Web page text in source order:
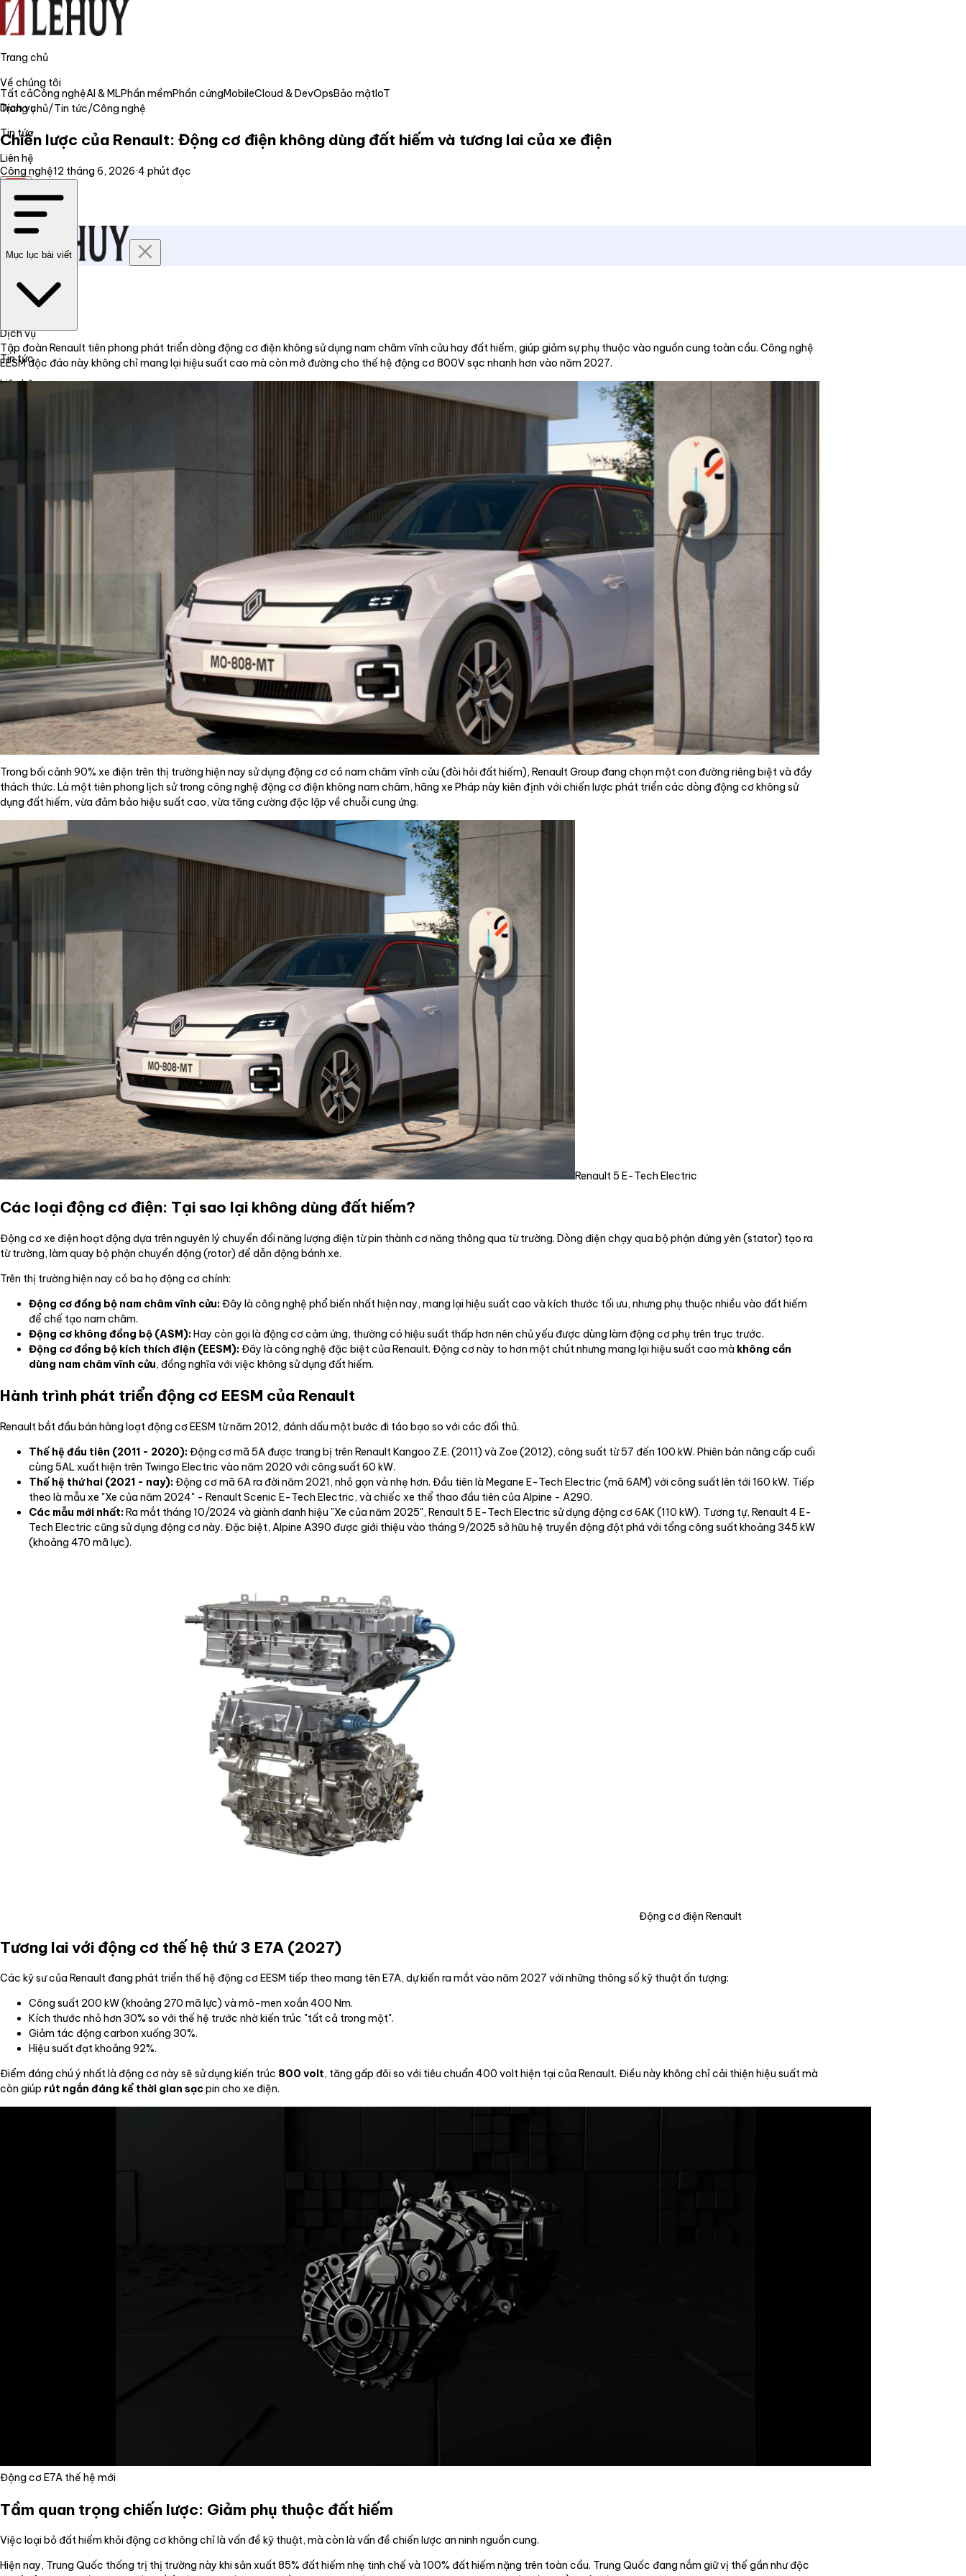
Trang chủ
Về chúng tôi
Dịch vụ
Tin tức
Liên hệ
Trang chủ
Về chúng tôi
Dịch vụ
Tin tức
Liên hệ
Tất cảCông nghệAI & MLPhần mềmPhần cứngMobileCloud & DevOpsBảo mậtIoT
Trang chủ/Tin tức/Công nghệ
Chiến lược của Renault: Động cơ điện không dùng đất hiếm và tương lai của xe điện
Công nghệ12 tháng 6, 2026·4 phút đọc
Mục lục bài viết
Tập đoàn Renault tiên phong phát triển dòng động cơ điện không sử dụng nam châm vĩnh cửu hay đất hiếm, giúp giảm sự phụ thuộc vào nguồn cung toàn cầu. Công nghệ
EESM độc đáo này không chỉ mang lại hiệu suất cao mà còn mở đường cho thế hệ động cơ 800V sạc nhanh hơn vào năm 2027.
Trong bối cảnh 90% xe điện trên thị trường hiện nay sử dụng động cơ có nam châm vĩnh cửu (đòi hỏi đất hiếm), Renault Group đang chọn một con đường riêng biệt và đầy
thách thức. Là một tiên phong lịch sử trong công nghệ động cơ điện không nam châm, hãng xe Pháp này kiên định với chiến lược phát triển các dòng động cơ không sử
dụng đất hiếm, vừa đảm bảo hiệu suất cao, vừa tăng cường độc lập về chuỗi cung ứng.
Renault 5 E-Tech Electric
Các loại động cơ điện: Tại sao lại không dùng đất hiếm?
Động cơ xe điện hoạt động dựa trên nguyên lý chuyển đổi năng lượng điện từ pin thành cơ năng thông qua từ trường. Dòng điện chạy qua bộ phận đứng yên (stator) tạo ra
từ trường, làm quay bộ phận chuyển động (rotor) để dẫn động bánh xe.
Trên thị trường hiện nay có ba họ động cơ chính:
Động cơ đồng bộ nam châm vĩnh cửu:Đây là công nghệ phổ biến nhất hiện nay, mang lại hiệu suất cao và kích thước tối ưu, nhưng phụ thuộc nhiều vào đất hiếm
để chế tạo nam châm.
Động cơ không đồng bộ (ASM):Hay còn gọi là động cơ cảm ứng, thường có hiệu suất thấp hơn nên chủ yếu được dùng làm động cơ phụ trên trục trước.
Động cơ đồng bộ kích thích điện (EESM):Đây là công nghệ đặc biệt của Renault. Động cơ này to hơn một chút nhưng mang lại hiệu suất cao mà không cần
dùng nam châm vĩnh cửu, đồng nghĩa với việc không sử dụng đất hiếm.
Hành trình phát triển động cơ EESM của Renault
Renault bắt đầu bán hàng loạt động cơ EESM từ năm 2012, đánh dấu một bước đi táo bạo so với các đối thủ.
Thế hệ đầu tiên (2011 - 2020):Động cơ mã 5A được trang bị trên Renault Kangoo Z.E. (2011) và Zoe (2012), công suất từ 57 đến 100 kW. Phiên bản nâng cấp cuối
cùng 5AL xuất hiện trên Twingo Electric vào năm 2020 với công suất 60 kW.
Thế hệ thứ hai (2021 - nay):Động cơ mã 6A ra đời năm 2021, nhỏ gọn và nhẹ hơn. Đầu tiên là Megane E-Tech Electric (mã 6AM) với công suất lên tới 160 kW. Tiếp
theo là mẫu xe "Xe của năm 2024" - Renault Scenic E-Tech Electric, và chiếc xe thể thao đầu tiên của Alpine - A290.
Các mẫu mới nhất:Ra mắt tháng 10/2024 và giành danh hiệu "Xe của năm 2025", Renault 5 E-Tech Electric sử dụng động cơ 6AK (110 kW). Tương tự, Renault 4 E-
Tech Electric cũng sử dụng động cơ này. Đặc biệt, Alpine A390 được giới thiệu vào tháng 9/2025 sở hữu hệ truyền động đột phá với tổng công suất khoảng 345 kW
(khoảng 470 mã lực).
Động cơ điện Renault
Tương lai với động cơ thế hệ thứ 3 E7A (2027)
Các kỹ sư của Renault đang phát triển thế hệ động cơ EESM tiếp theo mang tên E7A, dự kiến ra mắt vào năm 2027 với những thông số kỹ thuật ấn tượng:
Công suất 200 kW (khoảng 270 mã lực) và mô-men xoắn 400 Nm.
Kích thước nhỏ hơn 30% so với thế hệ trước nhờ kiến trúc "tất cả trong một".
Giảm tác động carbon xuống 30%.
Hiệu suất đạt khoảng 92%.
Điểm đáng chú ý nhất là động cơ này sẽ sử dụng kiến trúc 800 volt, tăng gấp đôi so với tiêu chuẩn 400 volt hiện tại của Renault. Điều này không chỉ cải thiện hiệu suất mà
còn giúp rút ngắn đáng kể thời gian sạcpin cho xe điện.
Động cơ E7A thế hệ mới
Tầm quan trọng chiến lược: Giảm phụ thuộc đất hiếm
Việc loại bỏ đất hiếm khỏi động cơ không chỉ là vấn đề kỹ thuật, mà còn là vấn đề chiến lược an ninh nguồn cung.
Hiện nay, Trung Quốc thống trị thị trường này khi sản xuất 85% đất hiếm nhẹ tinh chế và 100% đất hiếm nặng trên toàn cầu. Trung Quốc đang nắm giữ vị thế gần như độc